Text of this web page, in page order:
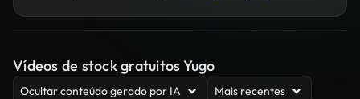
Vídeos de stock gratuitos Yugo
Ocultar conteúdo gerado por IA Mais recentes